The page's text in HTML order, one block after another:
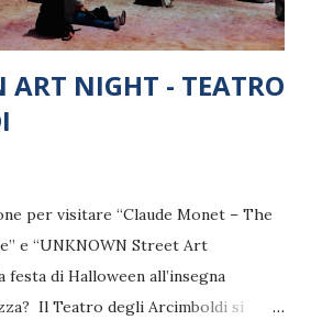
ART NIGHT - TEATRO
per visitare “Claude Monet – The
e “UNKNOWN Street Art
di Halloween all’insegna
Il Teatro degli Arcimboldi si